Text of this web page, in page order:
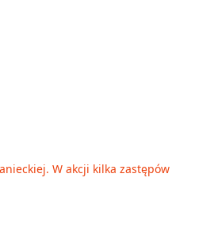
W akcji kilka zastępów